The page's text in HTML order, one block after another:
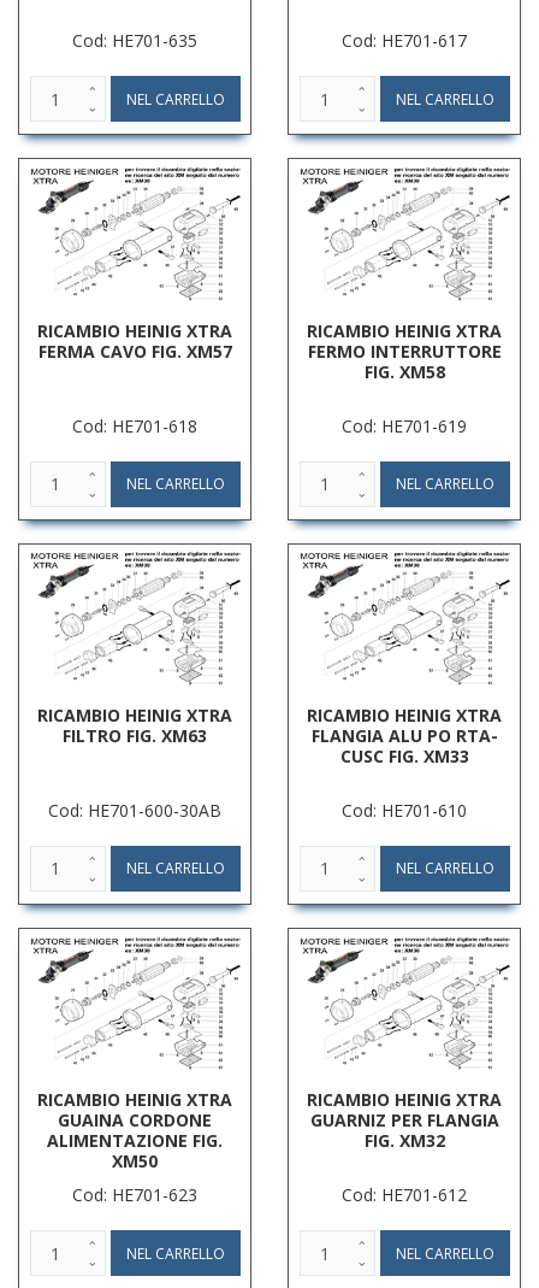
Cod: HE701-635 Cod: HE701-617
RICAMBIO HEINIG XTRA
FERMA CAVO FIG. XM57
Cod: HE701-618
RICAMBIO HEINIG XTRA
FERMO INTERRUTTORE
FIG. XM58
Cod: HE701-619
RICAMBIO HEINIG XTRA
FILTRO FIG. XM63
Cod: HE701-600-30AB
RICAMBIO HEINIG XTRA
FLANGIA ALU PO RTA-
CUSC FIG. XM33
Cod: HE701-610
RICAMBIO HEINIG XTRA
GUAINA CORDONE
ALIMENTAZIONE FIG.
XM50
Cod: HE701-623
RICAMBIO HEINIG XTRA
GUARNIZ PER FLANGIA
FIG. XM32
Cod: HE701-612